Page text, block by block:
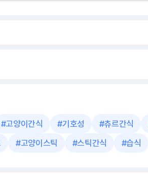
#고양이간식 #기호성 #츄르간식
#고양이스틱 #스틱간식 #습식